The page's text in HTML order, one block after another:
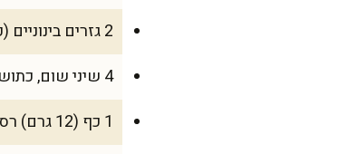
2 גזרים בינוניים (כ-200 גרם), קלופים וקצוצים לקוביות קטנות
4 שיני שום, כתושות
1 כף (12 גרם) רסק עגבניות